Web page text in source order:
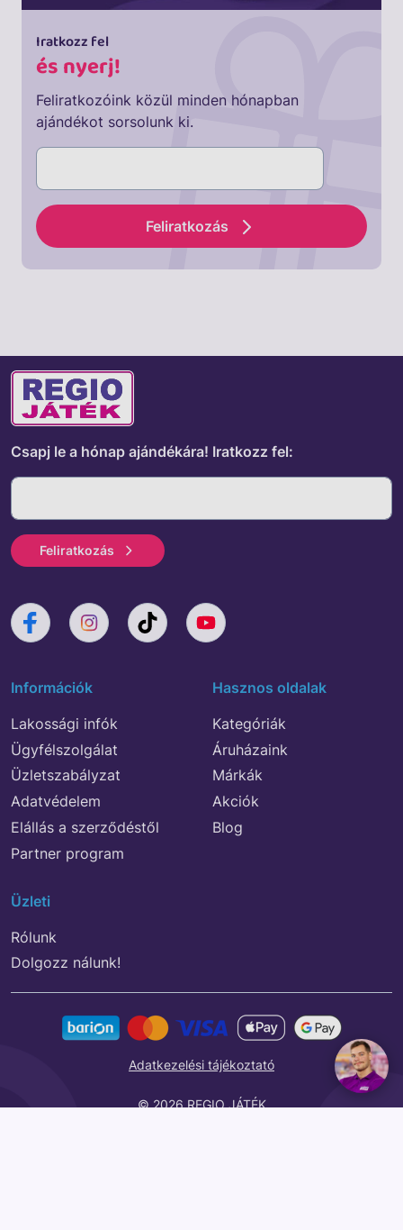
Iratkozz fel
és nyerj!
Feliratkozóink közül minden hónapban
ajándékot sorsolunk ki.
Feliratkozás
Csapj le a hónap ajándékára! Iratkozz fel:
Feliratkozás
Információk
Lakossági infók
Ügyfélszolgálat
Üzletszabályzat
Adatvédelem
Elállás a szerződéstől
Partner program
Hasznos oldalak
Kategóriák
Áruházaink
Márkák
Akciók
Blog
Üzleti
Rólunk
Dolgozz nálunk!
© 2026 REGIO JÁTÉK
Adatkezelési tájékoztató